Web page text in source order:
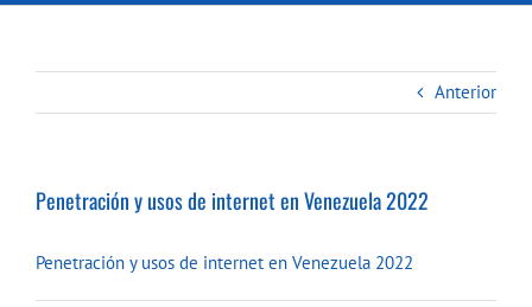
Anterior
Penetración y usos de internet en Venezuela 2022
Penetración y usos de internet en Venezuela 2022